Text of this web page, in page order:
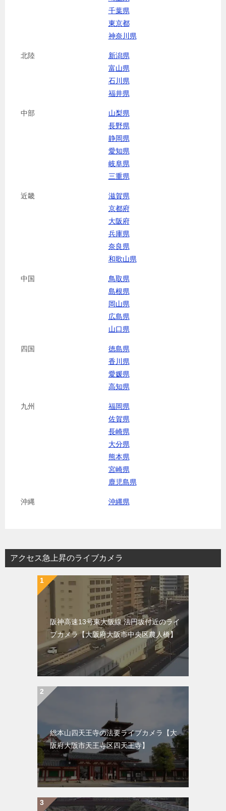
千葉県
東京都
神奈川県
北陸
新潟県
富山県
石川県
福井県
中部
山梨県
長野県
静岡県
愛知県
岐阜県
三重県
近畿
滋賀県
京都府
大阪府
兵庫県
奈良県
和歌山県
中国
鳥取県
島根県
岡山県
広島県
山口県
四国
徳島県
香川県
愛媛県
高知県
九州
福岡県
佐賀県
長崎県
大分県
熊本県
宮崎県
鹿児島県
沖縄 沖縄県
アクセス急上昇のライブカメラ
阪神高速13号東大阪線 法円坂付近のライ
ブカメラ【大阪府大阪市中央区農人橋】
総本山四天王寺の法要ライブカメラ【大
阪府大阪市天王寺区四天王寺】